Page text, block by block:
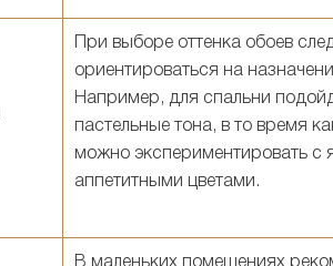
При выборе оттенка обоев
ориентироваться на
Например, для спальни
пастельные тона, в то время
можно экспериментировать с
аппетитными цветами.